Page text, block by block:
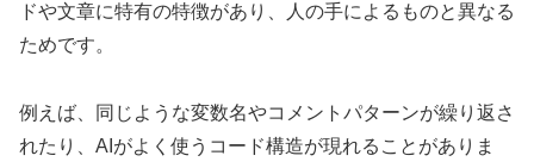
ドや文章に特有の特徴があり、人の手によるものと異なる
ためです。
例えば、同じような変数名やコメントパターンが繰り返さ
れたり、AIがよく使うコード構造が現れることがありま